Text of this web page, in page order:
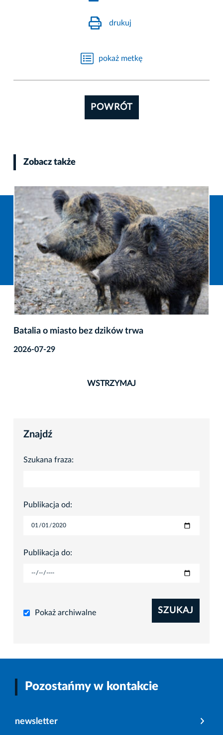
drukuj
pokaż metkę
POWRÓT
Zobacz także
Batalia o miasto bez dzików trwa
2026-07-29
WSTRZYMAJ
Znajdź
Szukana fraza:
Publikacja od:
Publikacja do:
Pokaż archiwalne SZUKAJ
Pozostańmy w kontakcie
newsletter